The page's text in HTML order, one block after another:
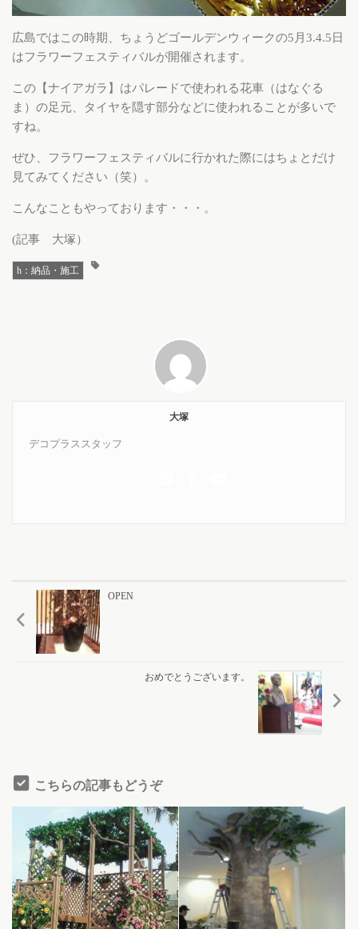
広島ではこの時期、ちょうどゴールデンウィークの5月3.4.5日
はフラワーフェスティバルが開催されます。
この【ナイアガラ】はパレードで使われる花車（はなぐる
ま）の足元、タイヤを隠す部分などに使われることが多いで
すね。
ぜひ、フラワーフェスティバルに行かれた際にはちょとだけ
見てみてください（笑）。
こんなこともやっております・・・。
(記事 大塚）
h：納品・施工
大塚
デコプラススタッフ
OPEN
おめでとうございます。
こちらの記事もどうぞ